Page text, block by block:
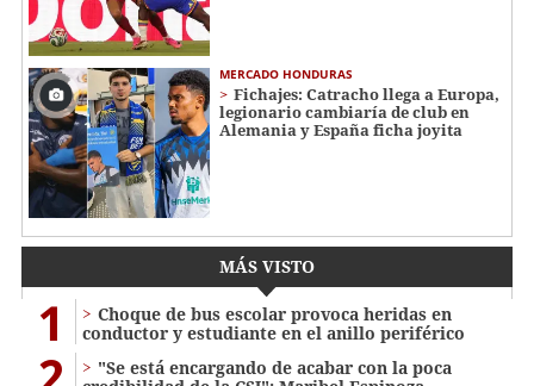
MERCADO HONDURAS
Fichajes: Catracho llega a Europa,
legionario cambiaría de club en
Alemania y España ficha joyita
MÁS VISTO
1
Choque de bus escolar provoca heridas en
conductor y estudiante en el anillo periférico
"Se está encargando de acabar con la poca